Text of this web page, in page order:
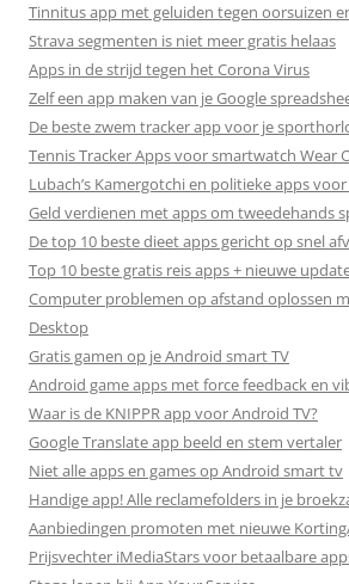
Tinnitus app met geluiden tegen oorsuizen
Strava segmenten is niet meer gratis helaas
Apps in de strijd tegen het Corona Virus
Zelf een app maken van je Google
De beste zwem tracker app voor je
Tennis Tracker Apps voor smartwatch Wear
Lubach’s Kamergotchi en politieke apps
Geld verdienen met apps om tweedehands
De top 10 beste dieet apps gericht op snel
Top 10 beste gratis reis apps + nieuwe
Computer problemen op afstand oplossen
Desktop
Gratis gamen op je Android smart TV
Android game apps met force feedback en
Waar is de KNIPPR app voor Android TV?
Google Translate app beeld en stem vertaler
Niet alle apps en games op Android smart tv
Handige app! Alle reclamefolders in je
Aanbiedingen promoten met nieuwe
Prijsvechter iMediaStars voor betaalbare